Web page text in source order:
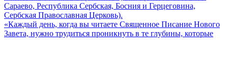
Сараево, Республика Сербская, Босния и Герцеговина,
Сербская Православная Церковь).
«Каждый день, когда вы читаете Священное Писание Нового
Завета, нужно трудиться проникнуть в те глубины, которые